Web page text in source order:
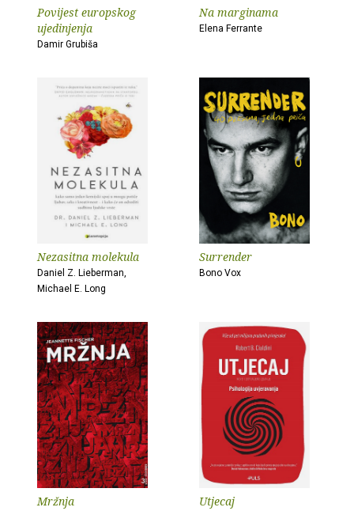
Povijest europskog
ujedinjenja
Damir Grubiša
Na marginama
Elena Ferrante
Nezasitna molekula
Daniel Z. Lieberman,
Michael E. Long
Surrender
Bono Vox
Mržnja Utjecaj